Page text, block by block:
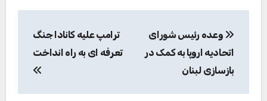
نوشته
وعده رئیس شورای
اتحادیه اروپا به کمک در
بازسازی لبنان
ترامپ علیه کانادا جنگ
تعرفه ای به راه انداخت